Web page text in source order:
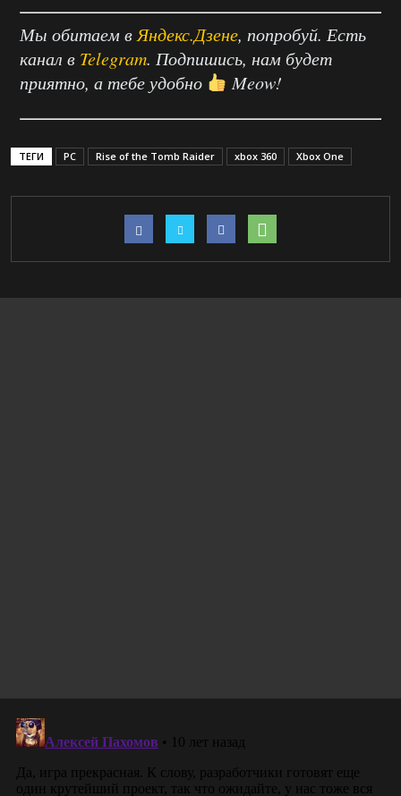
Мы обитаем в Яндекс.Дзене, попробуй. Есть
канал в Telegram. Подпишись, нам будет
приятно, а тебе удобно
Meow!
ТЕГИ PC Rise of the Tomb Raider xbox 360 Xbox One